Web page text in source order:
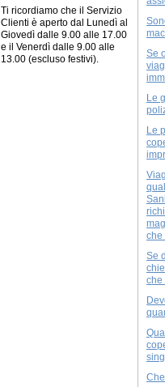
Ti ricordiamo che il Servizio
Clienti è aperto dal Lunedì al
Giovedì dalle 9.00 alle 17.00
e il Venerdì dalle 9.00 alle
13.00 (escluso festivi).
Se
Le
Le
che
Se
che